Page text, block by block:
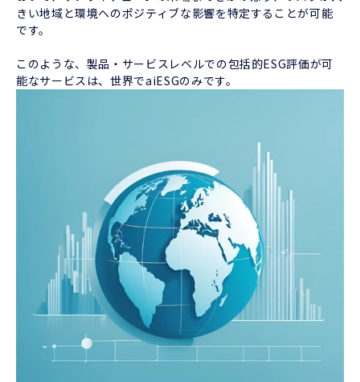
きい地域と環境へのポジティブな影響を特定することが可能
です。
このような、製品・サービスレベルでの包括的ESG評価が可
能なサービスは、世界でaiESGのみです。